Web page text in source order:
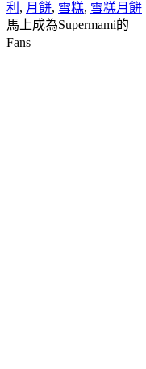
利 , 月餅, 雪糕, 雪糕月餅
馬上成為Supermami的
Fans